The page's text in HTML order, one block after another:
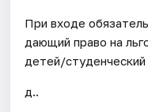
При входе
дающий право на
детей/студенческий
д..